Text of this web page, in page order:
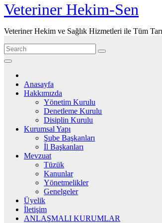
Veteriner Hekim-Sen
Veteriner Hekim ve Sağlık Hizmetleri ile Tüm
Anasayfa
Hakkımızda
Yönetim Kurulu
Denetleme Kurulu
Disiplin Kurulu
Kurumsal Yapı
Şube Başkanları
İl Başkanları
Mevzuat
Tüzük
Kanunlar
Yönetmelikler
Genelgeler
Üyelik
İletişim
ANLAŞMALI KURUMLAR